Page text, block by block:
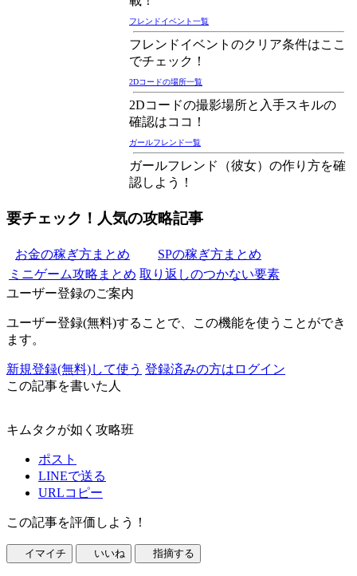
フレンドイベント一覧
フレンドイベントのクリア条件はここ
でチェック！
2Dコードの場所一覧
2Dコードの撮影場所と入手スキルの
確認はココ！
ガールフレンド一覧
ガールフレンド（彼女）の作り方を確
認しよう！
要チェック！人気の攻略記事
お金の稼ぎ方まとめ
SPの稼ぎ方まとめ
ミニゲーム攻略まとめ 取り返しのつかない要素
ユーザー登録のご案内
ユーザー登録(無料)することで、この機能を使うことができ
ます。
新規登録(無料)して使う 登録済みの方はログイン
この記事を書いた人
キムタクが如く攻略班
ポスト
LINEで送る
URLコピー
この記事を評価しよう！
イマイチ いいね 指摘する